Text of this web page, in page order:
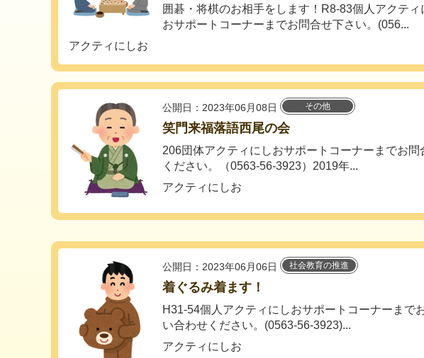
囲碁・将棋のお相手をします！R8-83個人アクティ
おサポートコーナーまでお問合せ下さい。(056...
アクティにしお
公開日：2023年06月08日 その他
笑門来福落語西尾の会
206団体アクティにしおサポートコーナーまでお問
ください。（0563-56-3923）2019年...
アクティにしお
公開日：2023年06月06日 社会教育の推進
着ぐるみ着ます！
H31-54個人アクティにしおサポートコーナーまで
い合わせください。(0563-56-3923)...
アクティにしお